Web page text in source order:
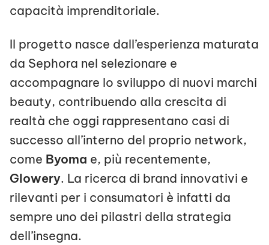
capacità imprenditoriale.
Il progetto nasce dall’esperienza maturata
da Sephora nel selezionare e
accompagnare lo sviluppo di nuovi marchi
beauty, contribuendo alla crescita di
realtà che oggi rappresentano casi di
successo all’interno del proprio network,
come Byoma e, più recentemente,
Glowery. La ricerca di brand innovativi e
rilevanti per i consumatori è infatti da
sempre uno dei pilastri della strategia
dell’insegna.